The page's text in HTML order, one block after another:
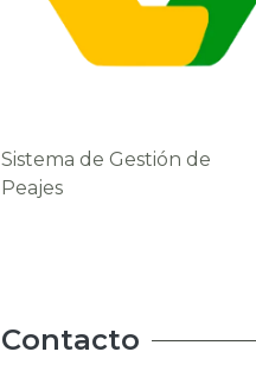
Ministerio de Obras Públicas
Servicios y Vivienda
Contacto